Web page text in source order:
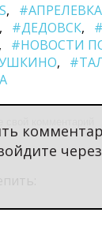
#АПРЕЛЕВКА
#ДЕДОВСК
#НОВОСТИ
через